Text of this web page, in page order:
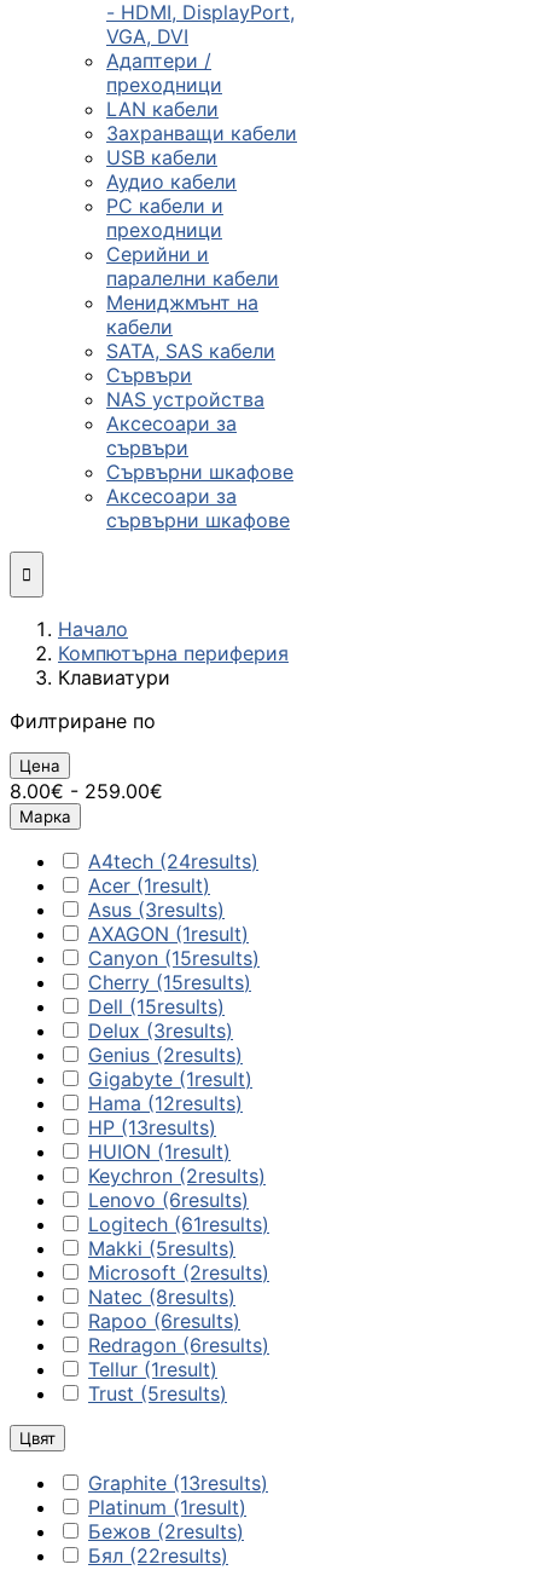
- HDMI, DisplayPort,
VGA, DVI
Адаптери /
преходници
LAN кабели
Захранващи кабели
USB кабели
Аудио кабели
PC кабели и
преходници
Серийни и
паралелни кабели
Мениджмънт на
кабели
SATA, SAS кабели
Сървъри
NAS устройства
Аксесоари за
сървъри
Сървърни шкафове
Аксесоари за
сървърни шкафове

Начало
Компютърна периферия
Клавиатури
Филтриране по
Цена
8.00€ - 259.00€
Марка
A4tech (24results)
Acer (1result)
Asus (3results)
AXAGON (1result)
Canyon (15results)
Cherry (15results)
Dell (15results)
Delux (3results)
Genius (2results)
Gigabyte (1result)
Hama (12results)
HP (13results)
HUION (1result)
Keychron (2results)
Lenovo (6results)
Logitech (61results)
Makki (5results)
Microsoft (2results)
Natec (8results)
Rapoo (6results)
Redragon (6results)
Tellur (1result)
Trust (5results)
Цвят
Graphite (13results)
Platinum (1result)
Бежов (2results)
Бял (22results)